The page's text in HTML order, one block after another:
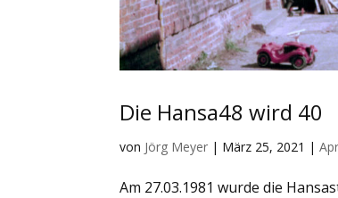
Die Hansa48 wird 40
von Jörg Meyer | März 25, 2021 |
Am 27.03.1981 wurde die